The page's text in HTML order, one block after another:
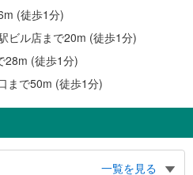
(徒歩1分)
ビル店まで20m (徒歩1分)
28m (徒歩1分)
まで50m (徒歩1分)
一覧を見る